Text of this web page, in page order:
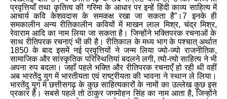
प्रवृत्तियाँ तथा कृतित्व की गरिमा के आधार पर इन्हें हिंदी काव्य साहित्य में
आचार्य कवि केशवदास के समकक्ष रखा जा सकता है”।7 इनके ही
समकालीन अन्य रीतिकालीन कवियों में माखन लाल मिश्र, चंद्र मिश्र,
रेवाराम आदि का नाम लिया जा सकता है। जिन्होंने भक्तिपरक रचनाओं के
साथ रीतिपरक रचनाएं भी की है। रीतिकाल के मध्य भाग के पश्चात् अर्थात
1850 के बाद इसमें नई प्रवृत्तियों ने जन्म लिया ज्यो-ज्यो राजनीतिक,
सामाजिक और सांस्कृतिक परिस्थितियां बदलने लगी, त्यो-त्यो साहित्य ने भी
अपना रुप बदला। जहाँ पहले भक्ति और रीतिपरक रचनाएँ हो रही थी वहीं
अब भारतेंदु युग में भारतीयता एवं राष्ट्रीयता की भावना ने स्थान ले लिया।
भारतेंदु युग मे छत्तीसगढ़ के कुछ साहित्यकारों के नामों का उल्लेख कुछ इस
प्रकार है। सबसे पहले तो ठाकुर जगमोहन सिंह का नाम आता है, जिन्होंने